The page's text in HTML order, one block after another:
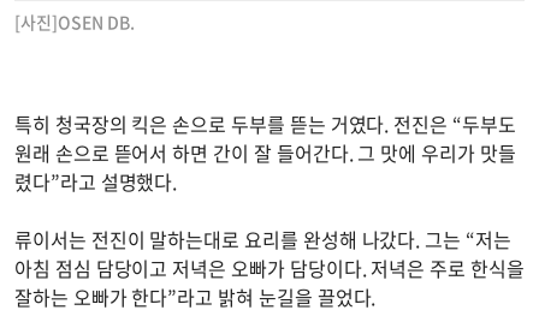
[사진]OSEN DB.
특히 청국장의 킥은 손으로 두부를 뜯는 거였다. 전진은 “두부도
원래 손으로 뜯어서 하면 간이 잘 들어간다. 그 맛에 우리가 맛들
렸다”라고 설명했다.
류이서는 전진이 말하는대로 요리를 완성해 나갔다. 그는 “저는
아침 점심 담당이고 저녁은 오빠가 담당이다. 저녁은 주로 한식을
잘하는 오빠가 한다”라고 밝혀 눈길을 끌었다.